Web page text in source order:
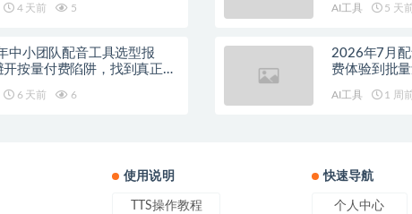
4 天前 5 AI工具 5 天
中小团队配音工具选型报
开按量付费陷阱，找到真正的
6 天前 6
2026年7月
费体验到批
AI工具 1 周
使用说明
TTS操作教程
快速导航
个人中心